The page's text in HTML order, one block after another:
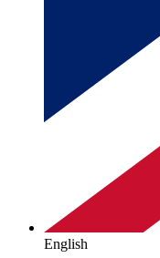
English